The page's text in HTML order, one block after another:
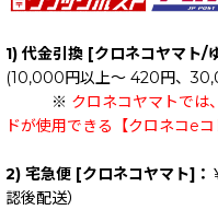
1) 代金引換 [クロネコヤマト/
(10,000円以上～ 420円、
※ クロネコヤマトでは
ドが使用できる【クロネコe
2) 宅急便 [クロネコヤマト]：
認後配送）